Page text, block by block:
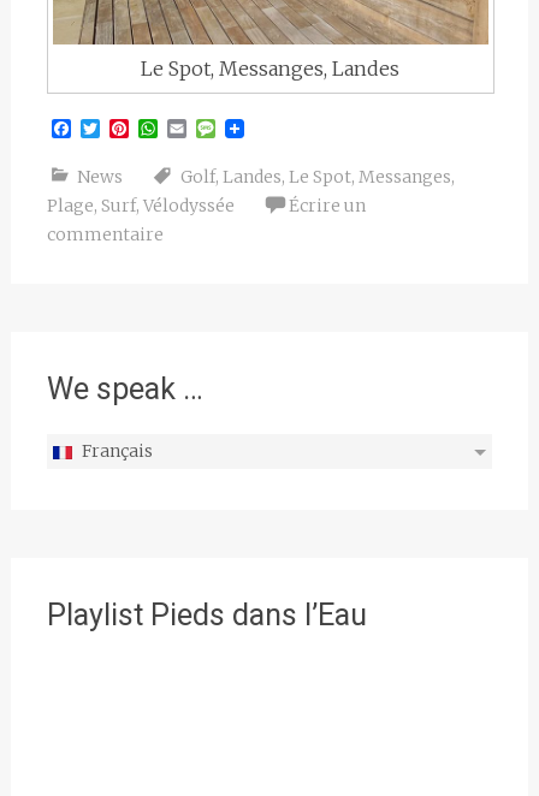
Le Spot, Messanges, Landes
Facebook
Twitter
Pinterest
WhatsApp
EmailMessage
News Golf, Landes, Le Spot, Messanges,
Plage, Surf, Vélodyssée
Écrire un
commentaire
We speak …
Français
Playlist Pieds dans l’Eau